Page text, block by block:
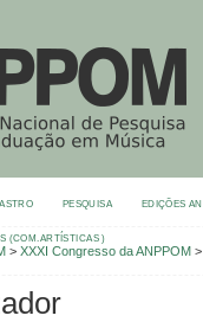
PESQUISA EDIÇÕES
(COM.ARTÍSTICAS )
> XXXI Congresso da ANPPOM